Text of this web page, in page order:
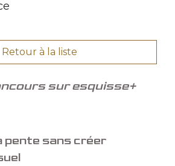
Retour à la liste
sur esquisse+
pente sans créer